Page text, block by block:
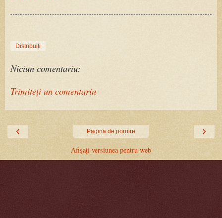
Distribuiți
Niciun comentariu:
Trimiteți un comentariu
‹ ›
Pagina de pornire
Afișați versiunea pentru web